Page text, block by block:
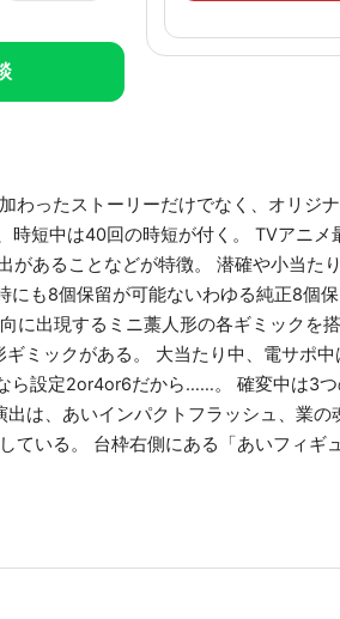
ったストーリーだけでなく、オリジ
短中は40回の時短が付く。 TVアニ
あることなどが特徴。 潜確や小当た
も8個保留が可能ないわゆる純正8個
に出現するミニ藁人形の各ギミックを
ミックがある。 大当たり中、電サポ
ら設定2or4or6だから……。 確変中は3
は、あいインパクトフラッシュ、業
いる。 台枠右側にある「あいフィギ